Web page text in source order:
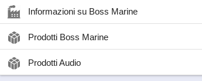
Informazioni su Boss Marine
Prodotti Boss Marine
Prodotti Audio